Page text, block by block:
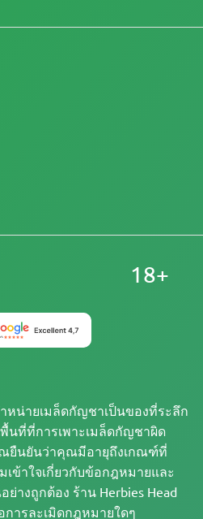
อจำกัดความรับผิดชอบ
ำหน่ายเมล็ดกัญชาเป็นของที่ระลึก
นที่ที่การเพาะเมล็ดกัญชาผิด
ยืนยันว่าคุณมีอายุถึงเกณฑ์ที่
ข้าใจเกี่ยวกับข้อกฎหมายและ
างถูกต้อง ร้าน Herbies Head
ารละเมิดกฎหมายใดๆ
18+